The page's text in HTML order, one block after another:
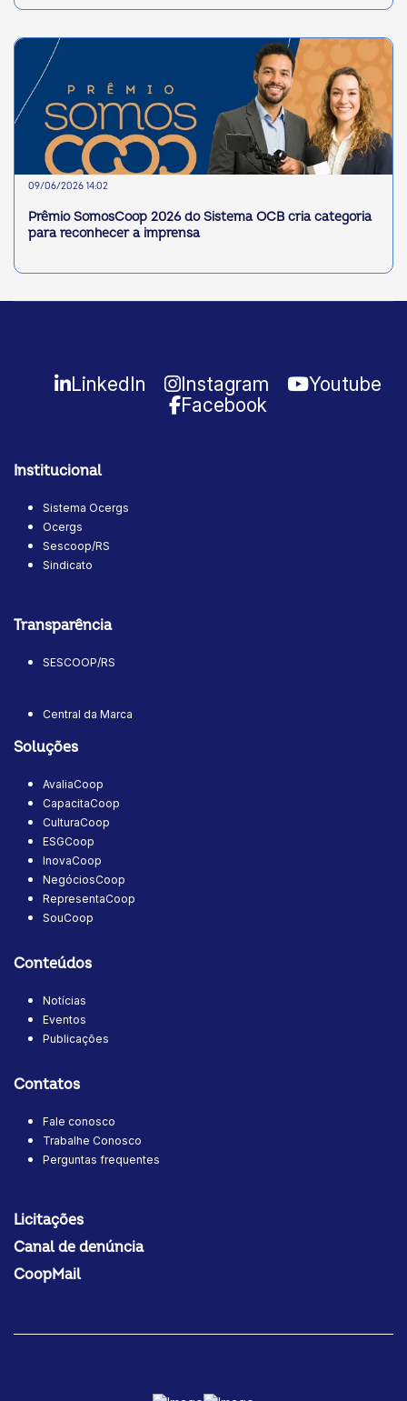
09/06/2026 14:02
Prêmio SomosCoop 2026 do Sistema OCB cria categoria
para reconhecer a imprensa
LinkedIn Instagram
Youtube
Facebook
Institucional
Sistema Ocergs
Ocergs
Sescoop/RS
Sindicato
Transparência
SESCOOP/RS
Central da Marca
Soluções
AvaliaCoop
CapacitaCoop
CulturaCoop
ESGCoop
InovaCoop
NegóciosCoop
RepresentaCoop
SouCoop
Conteúdos
Notícias
Eventos
Publicações
Contatos
Fale conosco
Trabalhe Conosco
Perguntas frequentes
Licitações
Canal de denúncia
CoopMail